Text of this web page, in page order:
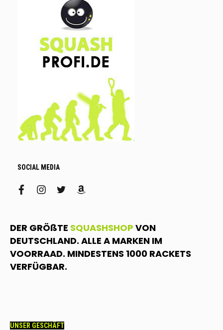
SOCIAL MEDIA
facebookinstagram
twitteramazon
DER GRÖßTE SQUASHSHOP VON
DEUTSCHLAND. ALLE A MARKEN IM
VOORRAAD. MINDESTENS 1000 RACKETS
VERFÜGBAR.
UNSER GESCHÄFT